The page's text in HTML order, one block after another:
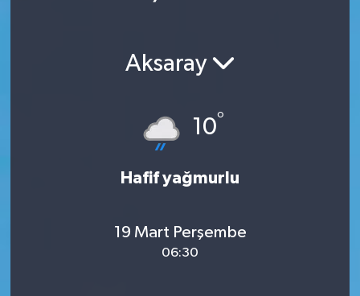
Aksaray
10°
Hafif yağmurlu
19 Mart Perşembe
06:30